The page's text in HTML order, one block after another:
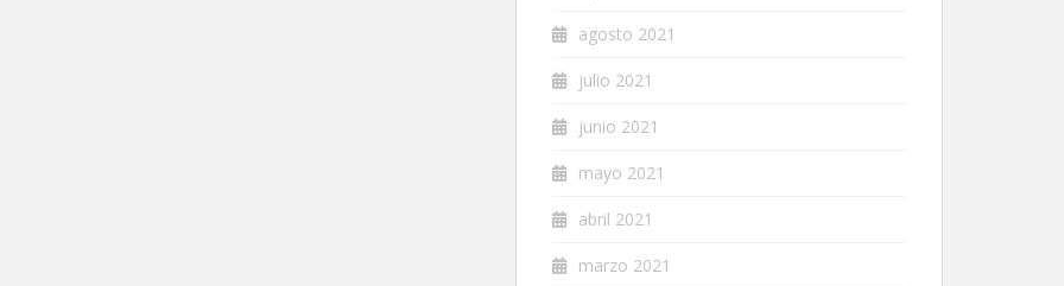
agosto 2021
julio 2021
junio 2021
mayo 2021
abril 2021
marzo 2021